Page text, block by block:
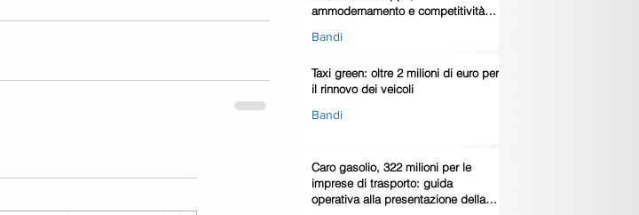
ammodernamento e competitività
Bandi
Taxi green: oltre 2 milioni di euro per
il rinnovo dei veicoli
Bandi
Caro gasolio, 322 milioni per le
imprese di trasporto: guida
operativa alla presentazione della